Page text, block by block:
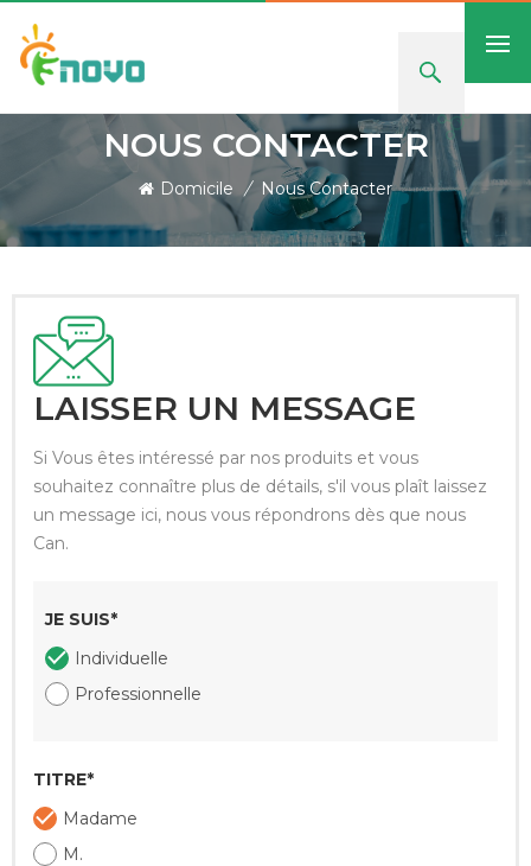
NOUS CONTACTER
Domicile / Nous Contacter
LAISSER UN MESSAGE
Si Vous êtes intéressé par nos produits et vous
souhaitez connaître plus de détails, s'il vous plaît laissez
un message ici, nous vous répondrons dès que nous
Can.
JE SUIS*
Individuelle
Professionnelle
TITRE*
Madame
M.